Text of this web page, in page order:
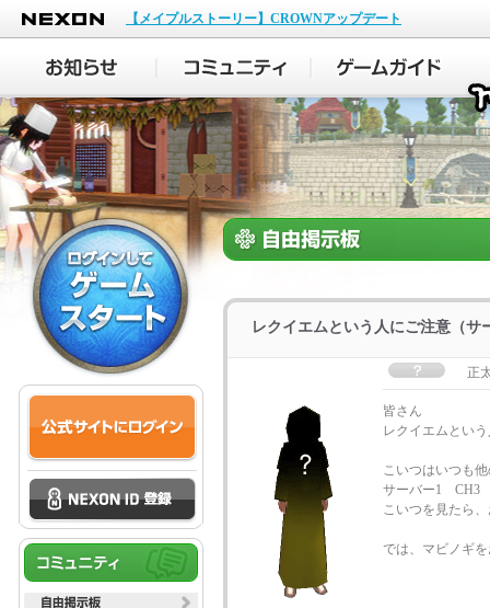
NEXON
【メイプルストーリー】CROWNアップデート
レクイエムという人にご注意（サ
正
皆さん
レクイエムとい
こいつはいつも
サーバー1 CH3
こいつを見たら
では、マビノギ